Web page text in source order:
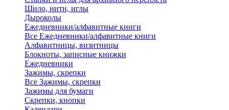
Шило, нити, иглы
Дыроколы
Ежедневники/алфавитные книги
Все Ежедневники/алфавитные книги
Алфавитницы, визитницы
Блокноты, записные книжки
Ежедневники
Зажимы, скрепки
Все Зажимы, скрепки
Зажимы для бумаги
Скрепки, кнопки